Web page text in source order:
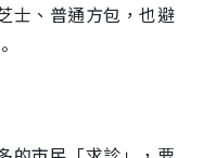
士、普通方包，也避